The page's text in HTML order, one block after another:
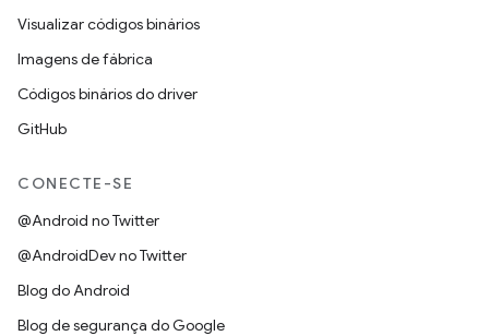
Visualizar códigos binários
Imagens de fábrica
Códigos binários do driver
GitHub
CONECTE-SE
@Android no Twitter
@AndroidDev no Twitter
Blog do Android
Blog de segurança do Google